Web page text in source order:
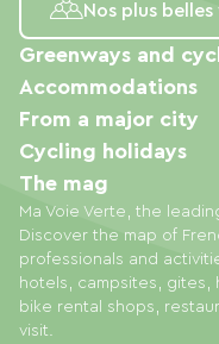
Nos plus
Ma Voie Verte, the
Discover the map of
professionals and
hotels, campsites, gites,
bike rental shops,
visit.
Greenways and
Accommodations
From a major city
Cycling holidays
The mag